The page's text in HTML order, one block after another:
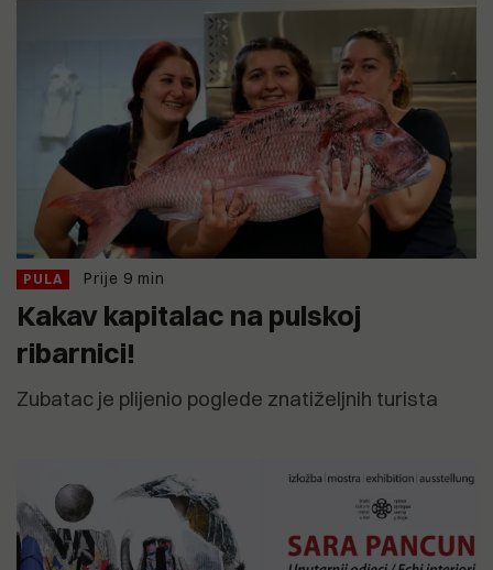
PULA Prije 9 min
Kakav kapitalac na pulskoj
ribarnici!
Zubatac je plijenio poglede znatiželjnih turista